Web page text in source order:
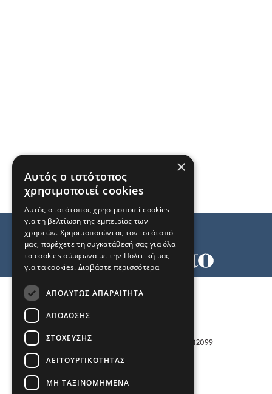
Αριθμός Πιστοποίησης Μ.Η.Τ. 242099
COPYRIGHT © 2026 Το Μανιφέστο
×
Αυτός ο ιστότοπος
χρησιμοποιεί cookies
Αυτός ο ιστότοπος χρησιμοποιεί cookies
για τη βελτίωση της εμπειρίας των
χρηστών. Χρησιμοποιώντας τον ιστότοπό
μας, παρέχετε τη συγκατάθεσή σας για όλα
τα cookies σύμφωνα με την Πολιτική μας
για τα cookies. Διαβάστε περισσότερα
ΑΠΟΛΎΤΩΣ ΑΠΑΡΑΊΤΗΤΑ
ΑΠΌΔΟΣΗΣ
ΣΤΌΧΕΥΣΗΣ
ΛΕΙΤΟΥΡΓΙΚΌΤΗΤΑΣ
ΜΗ ΤΑΞΙΝΟΜΗΜΈΝΑ